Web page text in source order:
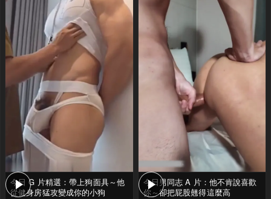
今日 G 片精選：帶上狗面具～他
從健身房猛攻變成你的小狗
今日男同志 A 片：他不肯說喜歡
你～卻把屁股翹得這麼高